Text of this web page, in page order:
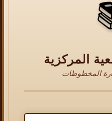
المركزية
المخطوطات